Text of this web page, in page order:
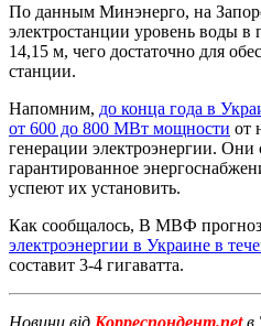
По данным Минэнерго, на
электростанции уровень воды в
14,15 м, чего достаточно для
станции.
Напомним, до конца года в
от 600 до 800 МВт мощности от
генерации электроэнергии. Они
гарантированное
успеют их установить.
Как сообщалось, В МВФ
электроэнергии в Украине в
составит 3-4 гигаватта.
Новини від Корреспондент.netв